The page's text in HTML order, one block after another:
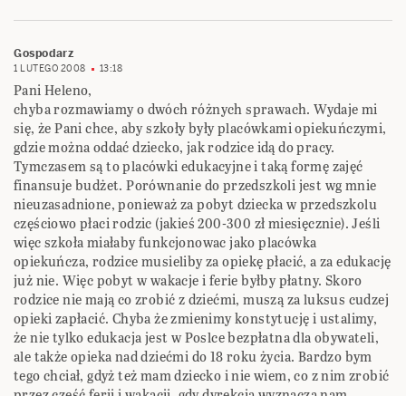
Gospodarz
1 LUTEGO 2008 13:18
Pani Heleno,
chyba rozmawiamy o dwóch różnych sprawach. Wydaje mi
się, że Pani chce, aby szkoły były placówkami opiekuńczymi,
gdzie można oddać dziecko, jak rodzice idą do pracy.
Tymczasem są to placówki edukacyjne i taką formę zajęć
finansuje budżet. Porównanie do przedszkoli jest wg mnie
nieuzasadnione, ponieważ za pobyt dziecka w przedszkolu
częściowo płaci rodzic (jakieś 200-300 zł miesięcznie). Jeśli
więc szkoła miałaby funkcjonowac jako placówka
opiekuńcza, rodzice musieliby za opiekę płacić, a za edukację
już nie. Więc pobyt w wakacje i ferie byłby płatny. Skoro
rodzice nie mają co zrobić z dziećmi, muszą za luksus cudzej
opieki zapłacić. Chyba że zmienimy konstytucję i ustalimy,
że nie tylko edukacja jest w Poslce bezpłatna dla obywateli,
ale także opieka nad dziećmi do 18 roku życia. Bardzo bym
tego chciał, gdyż też mam dziecko i nie wiem, co z nim zrobić